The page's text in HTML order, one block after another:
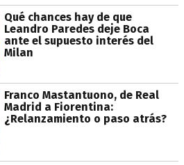
Qué chances hay de que
Leandro Paredes deje Boca
ante el supuesto interés del
Milan
Franco Mastantuono, de Real
Madrid a Fiorentina:
¿Relanzamiento o paso atrás?